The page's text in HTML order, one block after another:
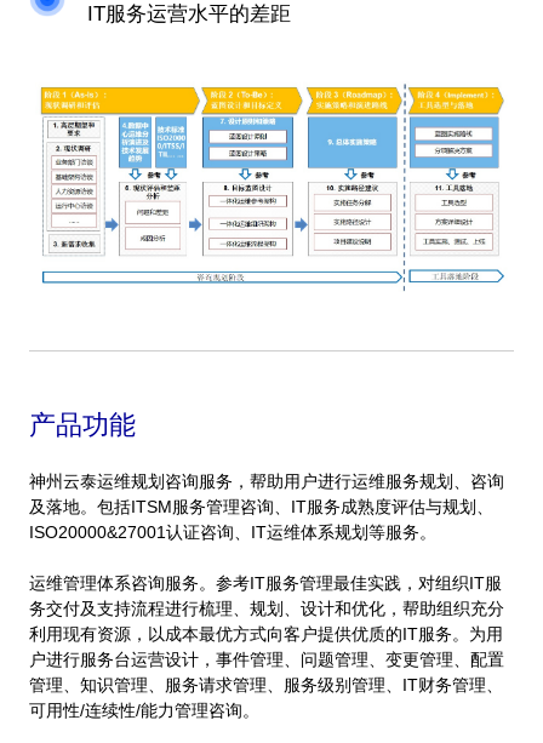
IT服务运营水平的差距
产品功能
神州云泰运维规划咨询服务，帮助用户进行运维服务规划、咨询
及落地。包括ITSM服务管理咨询、IT服务成熟度评估与规划、
ISO20000&27001认证咨询、IT运维体系规划等服务。
运维管理体系咨询服务。参考IT服务管理最佳实践，对组织IT服
务交付及支持流程进行梳理、规划、设计和优化，帮助组织充分
利用现有资源，以成本最优方式向客户提供优质的IT服务。为用
户进行服务台运营设计，事件管理、问题管理、变更管理、配置
管理、知识管理、服务请求管理、服务级别管理、IT财务管理、
可用性/连续性/能力管理咨询。